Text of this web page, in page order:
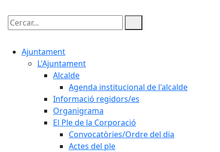
Cercar:
Ajuntament
L'Ajuntament
Alcalde
Agenda institucional de l'alcalde
Informació regidors/es
Organigrama
El Ple de la Corporació
Convocatòries/Ordre del dia
Actes del ple